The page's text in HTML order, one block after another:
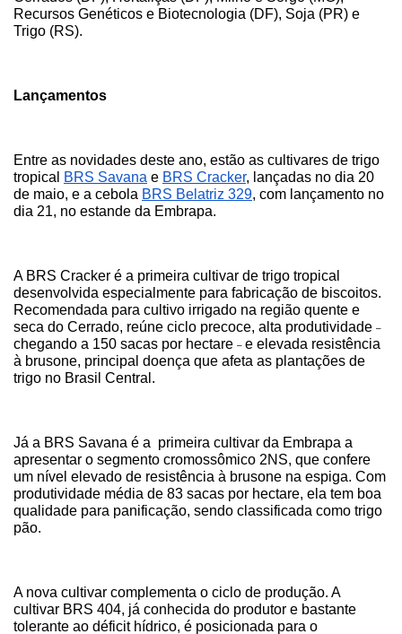
Recursos Genéticos e Biotecnologia (DF), Soja (PR) e
Trigo (RS).
Lançamentos
Entre as novidades deste ano, estão as cultivares de trigo
tropical
BRS Savana e BRS Cracker, lançadas no dia 20
de maio, e a cebola BRS Belatriz 329, com lançamento no
dia 21, no estande da Embrapa.
A BRS Cracker é a primeira cultivar de trigo tropical
desenvolvida especialmente para fabricação de biscoitos.
Recomendada para cultivo irrigado na região quente e
seca do Cerrado, reúne ciclo precoce, alta produtividade –
chegando a 150 sacas por hectare – e elevada resistência
à brusone, principal doença que afeta as plantações de
trigo no Brasil Central.
Já a BRS Savana é a  primeira cultivar da Embrapa a
apresentar o segmento cromossômico 2NS, que confere
um nível elevado de resistência à brusone na espiga. Com
produtividade média de 83 sacas por hectare, ela tem boa
qualidade para panificação, sendo classificada como trigo
pão.
A nova cultivar complementa o ciclo de produção. A
cultivar BRS 404, já conhecida do produtor e bastante
tolerante ao déficit hídrico, é posicionada para o